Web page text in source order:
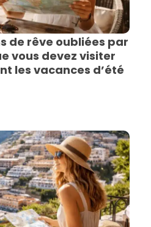
de rêve oubliées par
vous devez visiter
les vacances d’été